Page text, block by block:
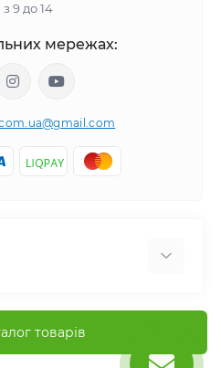
9 до 14
мережах:
товарів